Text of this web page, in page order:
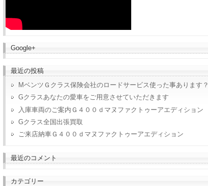
Google+
最近の投稿
MベンツＧクラス保険会社のロードサービス使った事あります？
Gクラスあなたの愛車をご用意させていただきます
入庫車両のご案内Ｇ４００ｄマヌファクトゥーアエディション
Gクラス全国出張買取
ご来店納車Ｇ４００ｄマヌファクトゥーアエディション
最近のコメント
カテゴリー